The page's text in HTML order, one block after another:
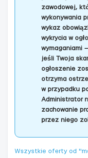
zawodowej,
wykonywania
wykaz
wykrycia w
wymaganiami
jeśli Twoja
ogłoszenie
otrzyma
w przypadku
Administrator
zachowanie
przez niego
Wszystkie oferty od